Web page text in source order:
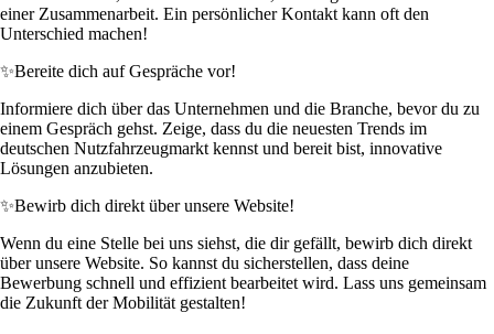
einer Zusammenarbeit. Ein persönlicher Kontakt kann oft den
Unterschied machen!
✨Bereite dich auf Gespräche vor!
Informiere dich über das Unternehmen und die Branche, bevor du zu
einem Gespräch gehst. Zeige, dass du die neuesten Trends im
deutschen Nutzfahrzeugmarkt kennst und bereit bist, innovative
Lösungen anzubieten.
✨Bewirb dich direkt über unsere Website!
Wenn du eine Stelle bei uns siehst, die dir gefällt, bewirb dich direkt
über unsere Website. So kannst du sicherstellen, dass deine
Bewerbung schnell und effizient bearbeitet wird. Lass uns gemeinsam
die Zukunft der Mobilität gestalten!